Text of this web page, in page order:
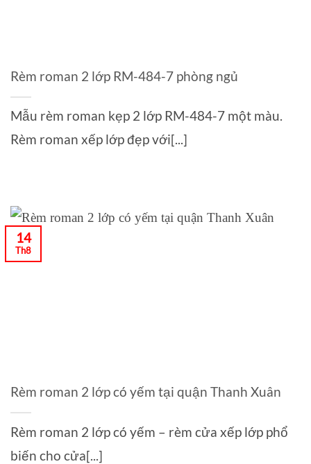
Rèm roman 2 lớp RM-484-7 phòng ngủ
Mẫu rèm roman kẹp 2 lớp RM-484-7 một màu.
Rèm roman xếp lớp đẹp với[...]
Rèm roman 2 lớp có yếm tại quận Thanh Xuân
Rèm roman 2 lớp có yếm – rèm cửa xếp lớp phổ
biến cho cửa[...]
14
Th8